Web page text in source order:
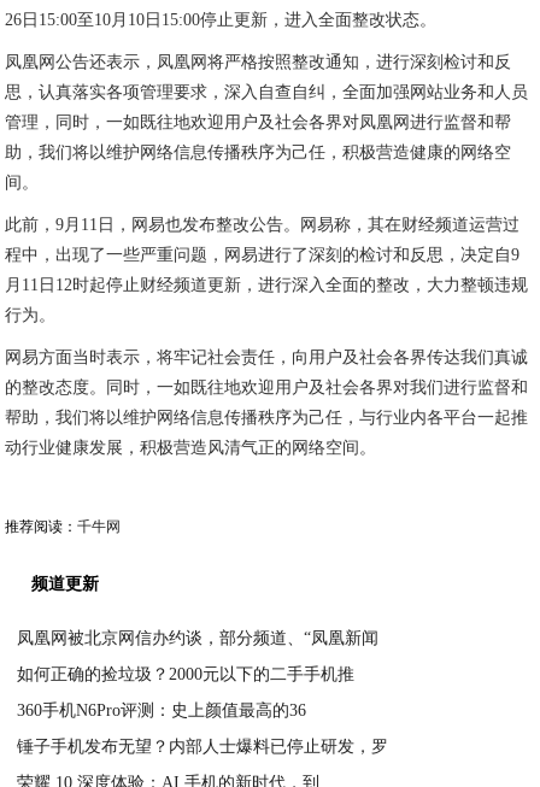
26日15:00至10月10日15:00停止更新，进入全面整改状态。
凤凰网公告还表示，凤凰网将严格按照整改通知，进行深刻检讨和反
思，认真落实各项管理要求，深入自查自纠，全面加强网站业务和人员
管理，同时，一如既往地欢迎用户及社会各界对凤凰网进行监督和帮
助，我们将以维护网络信息传播秩序为己任，积极营造健康的网络空
间。
此前，9月11日，网易也发布整改公告。网易称，其在财经频道运营过
程中，出现了一些严重问题，网易进行了深刻的检讨和反思，决定自9
月11日12时起停止财经频道更新，进行深入全面的整改，大力整顿违规
行为。
网易方面当时表示，将牢记社会责任，向用户及社会各界传达我们真诚
的整改态度。同时，一如既往地欢迎用户及社会各界对我们进行监督和
帮助，我们将以维护网络信息传播秩序为己任，与行业内各平台一起推
动行业健康发展，积极营造风清气正的网络空间。
推荐阅读：千牛网
频道更新
凤凰网被北京网信办约谈，部分频道、“凤凰新闻
如何正确的捡垃圾？2000元以下的二手手机推
360手机N6Pro评测：史上颜值最高的36
锤子手机发布无望？内部人士爆料已停止研发，罗
荣耀 10 深度体验：AI 手机的新时代，到